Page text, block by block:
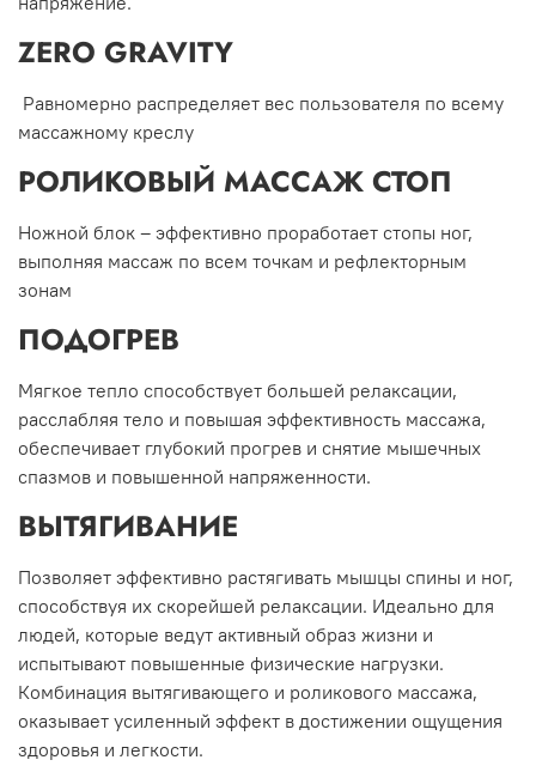
ZERO GRAVITY
Равномерно распределяет вес пользователя по всему
массажному креслу
РОЛИКОВЫЙ МАССАЖ СТОП
Ножной блок – эффективно проработает стопы ног,
выполняя массаж по всем точкам и рефлекторным
зонам
ПОДОГРЕВ
Мягкое тепло способствует большей релаксации,
расслабляя тело и повышая эффективность массажа,
обеспечивает глубокий прогрев и снятие мышечных
спазмов и повышенной напряженности.
ВЫТЯГИВАНИЕ
Позволяет эффективно растягивать мышцы спины и ног,
способствуя их скорейшей релаксации. Идеально для
людей, которые ведут активный образ жизни и
испытывают повышенные физические нагрузки.
Комбинация вытягивающего и роликового массажа,
оказывает усиленный эффект в достижении ощущения
здоровья и легкости.